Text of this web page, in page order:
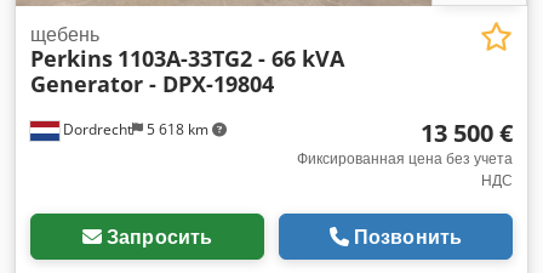
Dordrecht 5 618 km
щебень
Perkins 1103A-33TG2 - 66 kVA
Generator - DPX-19804
13 500 €
Фиксированная цена без учета
НДС
Запросить Позвонить